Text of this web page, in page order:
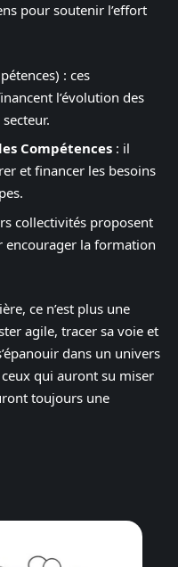
pour soutenir l’effort
: ces
l’évolution des
Compétences : il
et financer les besoins
collectivités proposent
encourager la formation
ce n’est plus une
agile, tracer sa voie et
dans un univers
qui auront su miser
toujours une